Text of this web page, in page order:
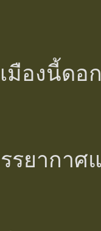
มืองนี้ดอ
รยากาศ